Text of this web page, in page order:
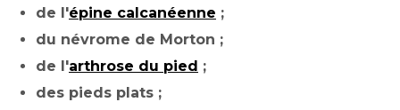
de l'épine calcanéenne ;
du névrome de Morton ;
de l'arthrose du pied ;
des pieds plats ;